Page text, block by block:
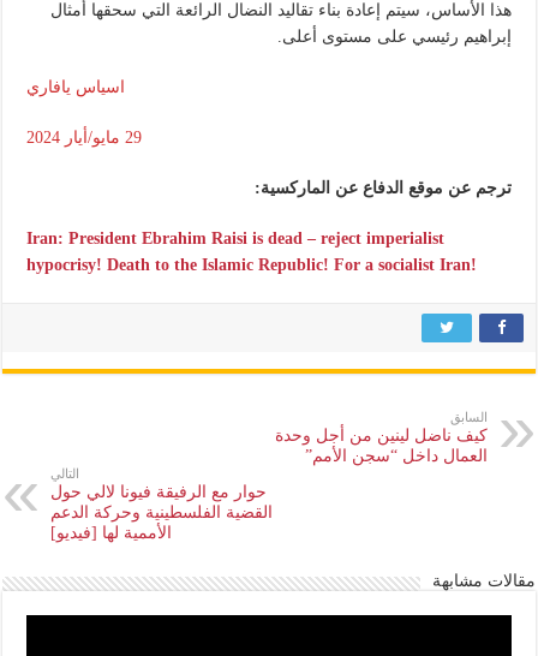
هذا الأساس، سيتم إعادة بناء تقاليد النضال الرائعة التي سحقها أمثال
إبراهيم رئيسي على مستوى أعلى.
اسياس يافاري
29 مايو/أيار 2024
ترجم عن موقع الدفاع عن الماركسية:
Iran: President Ebrahim Raisi is dead – reject imperialist
hypocrisy! Death to the Islamic Republic! For a socialist Iran!
السابق
كيف ناضل لينين من أجل وحدة
العمال داخل “سجن الأمم”
التالي
حوار مع الرفيقة فيونا لالي حول
القضية الفلسطينية وحركة الدعم
الأممية لها [فيديو]
مقالات مشابهة